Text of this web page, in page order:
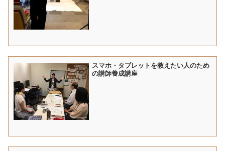
スマホ・タブレットを教えたい人のため
の講師養成講座